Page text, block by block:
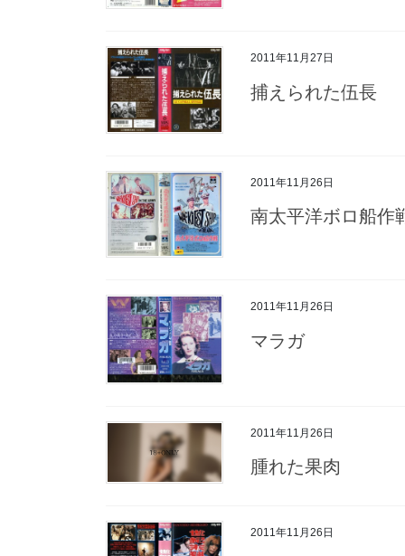
2011年11月27日
捕えられた伍長
2011年11月26日
南太平洋ボロ船作
2011年11月26日
マラガ
2011年11月26日
腫れた果肉
2011年11月26日